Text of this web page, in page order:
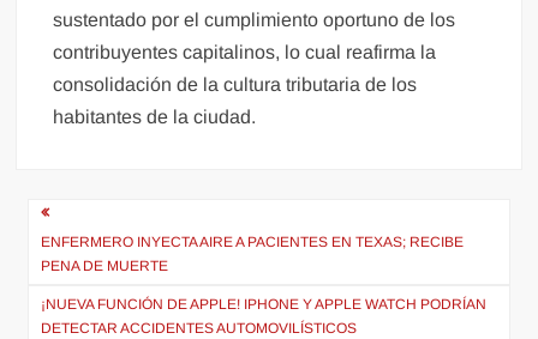
sustentado por el cumplimiento oportuno de los
contribuyentes capitalinos, lo cual reafirma la
consolidación de la cultura tributaria de los
habitantes de la ciudad.
Navegación
de
entradas
ENFERMERO INYECTA AIRE A PACIENTES EN TEXAS; RECIBE
PENA DE MUERTE
¡NUEVA FUNCIÓN DE APPLE! IPHONE Y APPLE WATCH PODRÍAN
DETECTAR ACCIDENTES AUTOMOVILÍSTICOS